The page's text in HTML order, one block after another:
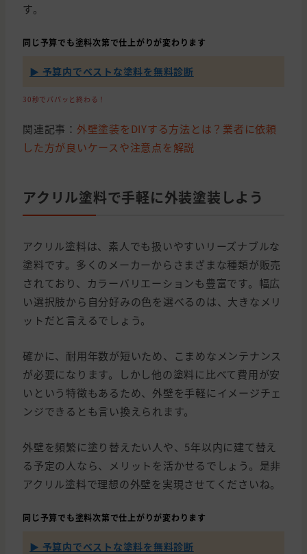
す。
同じ予算でも塗料次第で仕上がりが変わります
▶ 予算内でベストな塗料を無料診断
30秒でパパッと終わる！
関連記事： 外壁塗装をDIYする方法とは？業者に依頼
した方が良いケースや注意点を解説
アクリル塗料で手軽に外装塗装しよう
アクリル塗料は、素人でも扱いやすいリーズナブルな
塗料です。多くのメーカーからさまざまな種類が販売
されており、カラーバリエーションも豊富です。幅広
い選択肢から自分好みの色を選べるのは、大きなメリ
ットだと言えるでしょう。
確かに、耐用年数が短いため、こまめなメンテナンス
が必要になります。しかし他の塗料に比べて費用が安
いという特徴もあるため、外壁を手軽にイメージチェ
ンジできるとも言い換えられます。
外壁を頻繁に塗り替えたい人や、5年以内に建て替え
る予定の人なら、メリットを活かせるでしょう。是非
アクリル塗料で理想の外壁を実現させてくださいね。
同じ予算でも塗料次第で仕上がりが変わります
▶ 予算内でベストな塗料を無料診断